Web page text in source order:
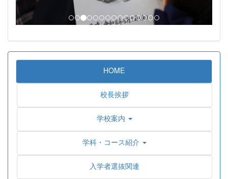
HOME
校長挨拶
学校案内
学科・コース紹介
入学者選抜関連